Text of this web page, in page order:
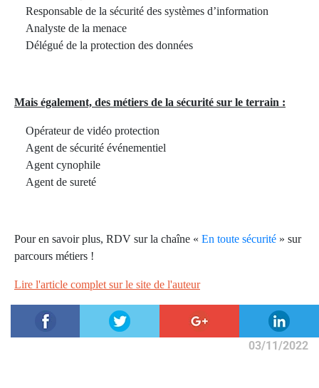
Responsable de la sécurité des systèmes d’information
Analyste de la menace
Délégué de la protection des données
Mais également, des métiers de la sécurité sur le terrain :
Opérateur de vidéo protection
Agent de sécurité événementiel
Agent cynophile
Agent de sureté
Pour en savoir plus, RDV sur la chaîne « En toute sécurité » sur
parcours métiers !
Lire l'article complet sur le site de l'auteur
03/11/2022